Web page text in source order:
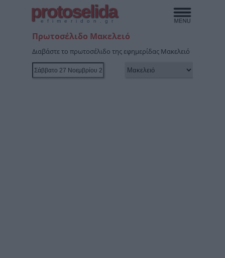
protoselida
efimeridon.gr
Πρωτοσέλιδο Μακελειό
Διαβάστε το πρωτοσέλιδο της εφημερίδας Μακελειό